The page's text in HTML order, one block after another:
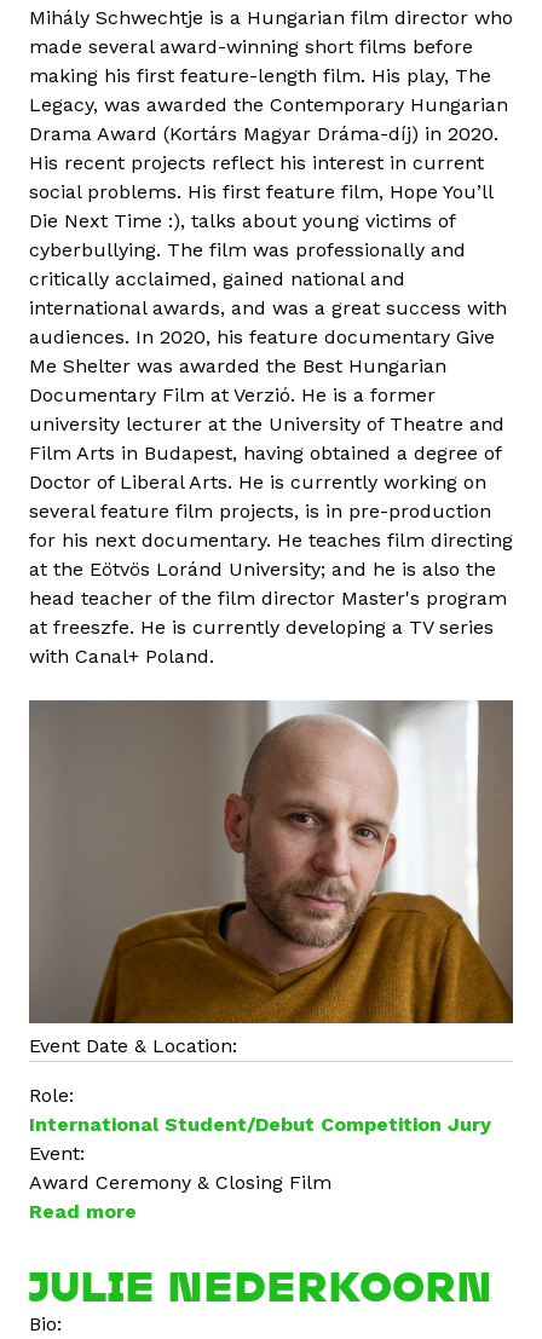
w
e
c
h
t
j
e
M
h
á
l
y
Mihály Schwechtje is a Hungarian film director who
made several award-winning short films before
making his first feature-length film. His play, The
Legacy, was awarded the Contemporary Hungarian
Drama Award (Kortárs Magyar Dráma-díj) in 2020.
His recent projects reflect his interest in current
social problems. His first feature film, Hope You’ll
Die Next Time :), talks about young victims of
cyberbullying. The film was professionally and
critically acclaimed, gained national and
international awards, and was a great success with
audiences. In 2020, his feature documentary Give
Me Shelter was awarded the Best Hungarian
Documentary Film at Verzió. He is a former
university lecturer at the University of Theatre and
Film Arts in Budapest, having obtained a degree of
Doctor of Liberal Arts. He is currently working on
several feature film projects, is in pre-production
for his next documentary. He teaches film directing
at the Eötvös Loránd University; and he is also the
head teacher of the film director Master's program
at freeszfe. He is currently developing a TV series
with Canal+ Poland.
Event Date & Location:
Role:
International Student/Debut Competition Jury
Event:
Award Ceremony & Closing Film
Read more
o
u
JULIE NEDERKOORN
Bio: